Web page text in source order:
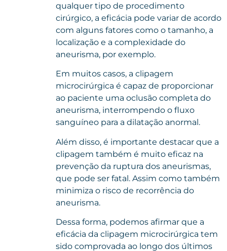
qualquer tipo de procedimento
cirúrgico, a eficácia pode variar de acordo
com alguns fatores como o tamanho, a
localização e a complexidade do
aneurisma, por exemplo.
Em muitos casos, a clipagem
microcirúrgica é capaz de proporcionar
ao paciente uma oclusão completa do
aneurisma, interrompendo o fluxo
sanguíneo para a dilatação anormal.
Além disso, é importante destacar que a
clipagem também é muito eficaz na
prevenção da ruptura dos aneurismas,
que pode ser fatal. Assim como também
minimiza o risco de recorrência do
aneurisma.
Dessa forma, podemos afirmar que a
eficácia da clipagem microcirúrgica tem
sido comprovada ao longo dos últimos